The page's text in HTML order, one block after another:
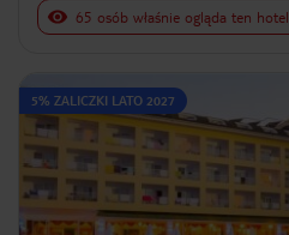
65 osób właśnie ogląda ten hotel
5% ZALICZKI LATO 2027